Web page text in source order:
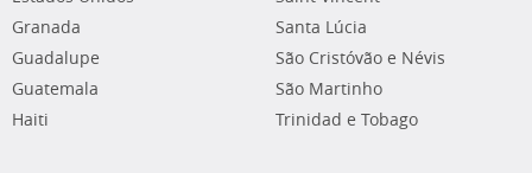
Granada
Guadalupe
Guatemala
Haiti
Santa Lúcia
São Cristóvão e Névis
São Martinho
Trinidad e Tobago